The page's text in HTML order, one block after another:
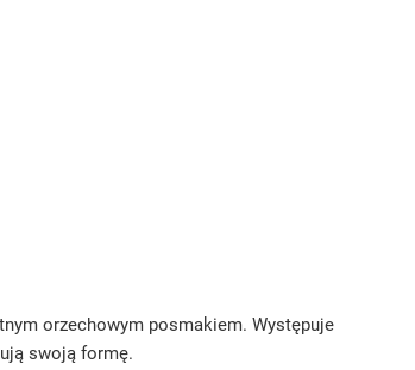
orzechowym posmakiem. Występuje
swoją formę.